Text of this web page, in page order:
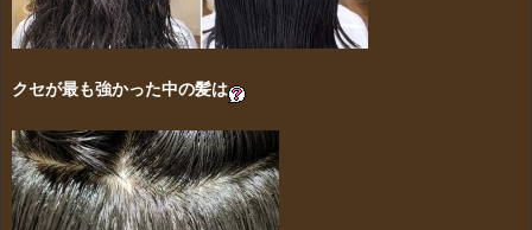
クセが最も強かった中の髪は